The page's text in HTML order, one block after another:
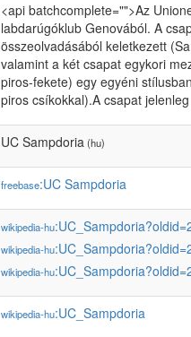
<api batchcomplete="">Az
labdarúgóklub Genovából. A
összeolvadásából keletkezett
valamint a két csapat egykori
piros-fekete) egy egyéni
piros csíkokkal).A csapat
UC Sampdoria(hu)
freebase:UC Sampdoria
wikipedia-hu
wikipedia-hu
wikipedia-hu
wikipedia-hu:UC_Sampdoria